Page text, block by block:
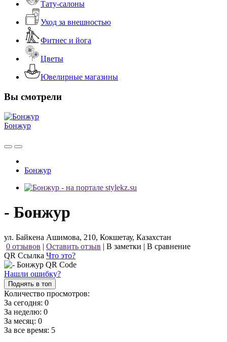
Тату-салоны
Уход за внешностью
Фитнес и йога
Цветы
Ювелирные магазины
Вы смотрели
Бонжур
Бонжур
- Бонжур
ул. Байкена Ашимова, 210, Кокшетау, Казахстан
0 отзывов | Оставить отзыв | В заметки | В сравнение
QR Ссылка Что это?
Нашли ошибку?
Поднять в топ
Количество просмотров:
За сегодня: 0
За неделю: 0
За месяц: 0
За все время: 5